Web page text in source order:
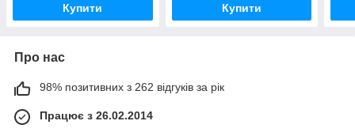
Купити Купити
Про нас
98% позитивних з 262 відгуків за рік
Працює з 26.02.2014